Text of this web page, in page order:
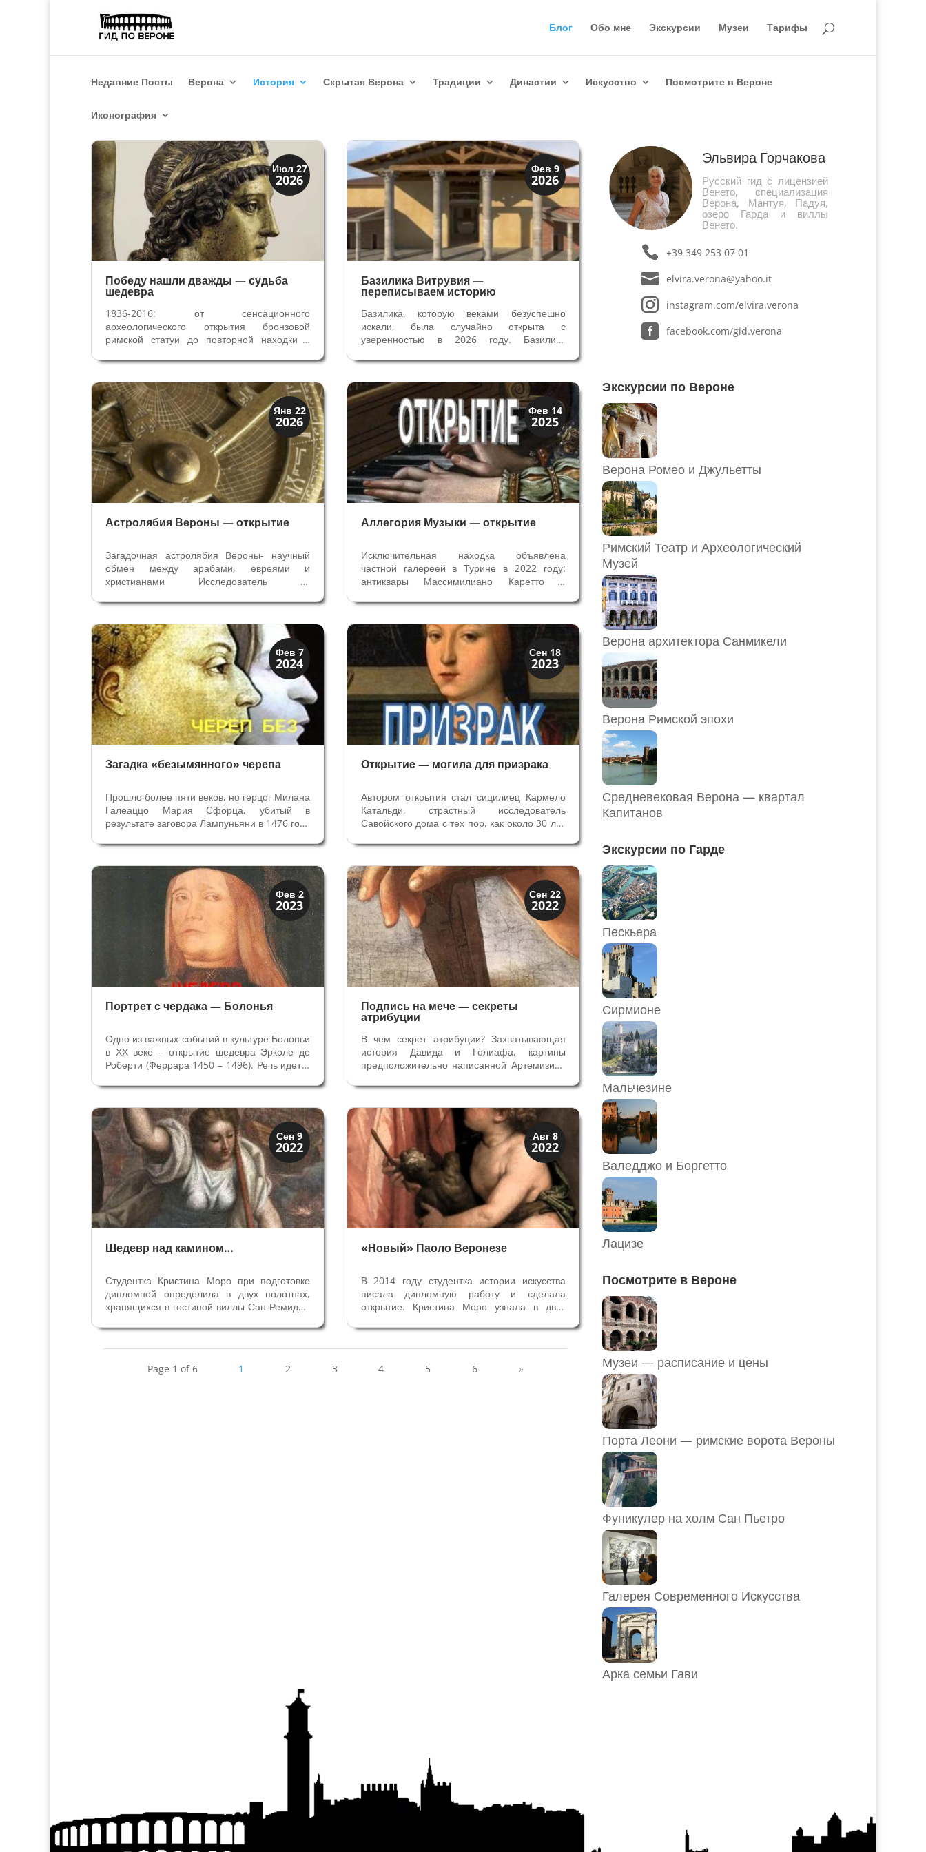
Блог Обо мне Экскурсии Музеи Тарифы
Недавние Посты Верона История Скрытая Верона Традиции Династии Искусство Посмотрите в Вероне
Иконография
Июл 27
2026
История
Открытия
Победу нашли дважды — судьба
шедевра
1836-2016: от сенсационного
археологического открытия бронзовой
римской статуи до повторной находки в
1836 года крестьяне пахали поле,
принадлежащее семье Аловизи Ди Пьадена,
недалеко от городка Кальватоне (1 133
жителя,...
Янв 22
2026
История
Открытия
Астролябия Вероны — открытие
Загадочная астролябия Вероны- научный
обмен между арабами, евреями и
христианами Исследователь из
музее Вероны исламскую астролябию 11-го
века с надписями на арабском и иврите,
один из старейших когда-либо
обнаруженных образцов...
Фев 7
2024
История
Открытия
Загадка «безымянного» черепа
Прошло более пяти веков, но герцог Милана
Галеаццо Мария Сфорца, убитый в
результате заговора Лампуньяни в 1476 году
своего места в истории – следы его,
материальные и документальные, до сих
пор являются предметом исследований. В...
Фев 2
2023
История
Открытия
Портрет с чердака — Болонья
Одно из важных событий в культуре Болоньи
в ХХ веке – открытие шедевра Эрколе де
Роберти (Феррара 1450 – 1496). Речь идет о
обнаруженном на чердаке Дворца Поджи.
построенная в середине XVI века,...
Сен 9
2022
История
Открытия
Шедевр над камином…
Студентка Кристина Моро при подготовке
дипломной определила в двух полотнах,
хранящихся в гостиной виллы Сан-Ремиджо
одного из самых выдающихся
представителей итальянского Возрождения.
Фев 9
2026
Архитектура
Искусство
Базилика Витрувия —
переписываем историю
Базилика, которую веками безуспешно
искали, была случайно открыта с
уверенностью в 2026 году. Базилика
Fanum Fortunae (ныне Фано) - колонии,
основанной или расширенной первым
императором Августом. Здание Базилики
описано Витрувием...
Фев 14
2025
История
Открытия
Аллегория Музыки — открытие
Исключительная находка объявлена
частной галереей в Турине в 2022 году:
антиквары Массимилиано Каретто и
художника Антиведуто Грамматика (Рим,
1569 - Рим, 1626). Это недостающая часть
знаменитого Игрока на тиорбе –...
Сен 18
2023
История
Открытия
Открытие — могила для призрака
Автором открытия стал сицилиец Кармело
Катальди, страстный исследователь
Савойского дома с тех пор, как около 30 лет
Боной Савойской была неизбежна:
герцогиня была одной из самых интересных
фигур среди принцесс Савойского дома...
Сен 22
2022
История
Открытия
Подпись на мече — секреты
атрибуции
В чем секрет атрибуции? Захватывающая
история Давида и Голиафа, картины
предположительно написанной Артемизией
Джованни Франческо Гверьери. Однако
сказано. В течение многих лет большая
картина...
Авг 8
2022
История
Открытия
«Новый» Паоло Веронезе
В 2014 году студентка истории искусства
писала дипломную работу и сделала
открытие. Кристина Моро узнала в двух
Сан-Ремиджо на озере Маджоре, руку
Паоло Веронезе - одного из самых
итальянского...
Page 1 of 6 1 2 3 4 5 6 »
Эльвира Горчакова
Русский гид с лицензией
Венето, специализация
Верона, Мантуя, Падуя,
озеро Гарда и виллы
Венето.
+39 349 253 07 01
elvira.verona@yahoo.it
instagram.com/elvira.verona
facebook.com/gid.verona
Экскурсии по Вероне
Верона Ромео и Джульетты
Римский Театр и Археологический
Музей
Верона архитектора Санмикели
Верона Римской эпохи
Средневековая Верона — квартал
Капитанов
Экскурсии по Гарде
Пескьера
Сирмионе
Мальчезине
Валедджо и Боргетто
Лацизе
Посмотрите в Вероне
Музеи — расписание и цены
Порта Леони — римские ворота Вероны
Фуникулер на холм Сан Пьетро
Галерея Современного Искусства
Арка семьи Гави